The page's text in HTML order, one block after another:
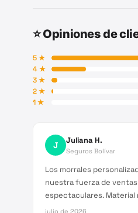
⭐ Opiniones de
5★
4★
3★
2★
1★
J Juliana H.
Seguros Bolívar
Los morrales
nuestra fuerza de
espectaculares.
julio de 2026